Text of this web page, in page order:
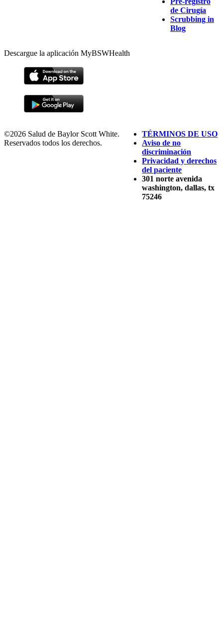
de Cirugía
Scrubbing in
Blog
Descargue la aplicación MyBSWHealth
©2026 Salud de Baylor Scott White.
Reservados todos los derechos.
TÉRMINOS DE USO
Aviso de no
discriminación
Privacidad y derechos
del paciente
301 norte avenida
washington, dallas, tx
75246